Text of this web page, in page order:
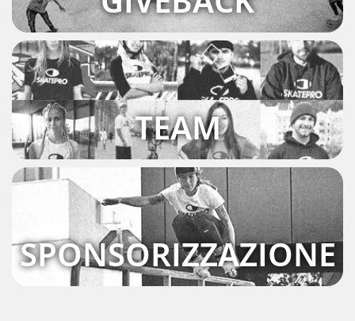
TEAM
SPONSORIZZAZIONE